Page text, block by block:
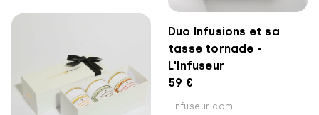
Duo Infusions et sa
tasse tornade -
L'Infuseur
59 €
Linfuseur.com